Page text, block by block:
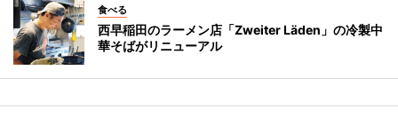
食べる
西早稲田のラーメン店「Zweiter Läden」の冷製中
華そばがリニューアル